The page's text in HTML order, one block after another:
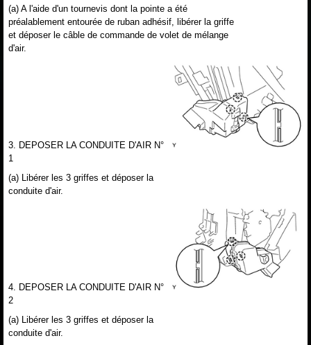
(a) A l'aide d'un tournevis dont la pointe a été
préalablement entourée de ruban adhésif, libérer la griffe
et déposer le câble de commande de volet de mélange
d'air.
3. DEPOSER LA CONDUITE D'AIR N°
1
(a) Libérer les 3 griffes et déposer la
conduite d'air.
4. DEPOSER LA CONDUITE D'AIR N°
2
(a) Libérer les 3 griffes et déposer la
conduite d'air.